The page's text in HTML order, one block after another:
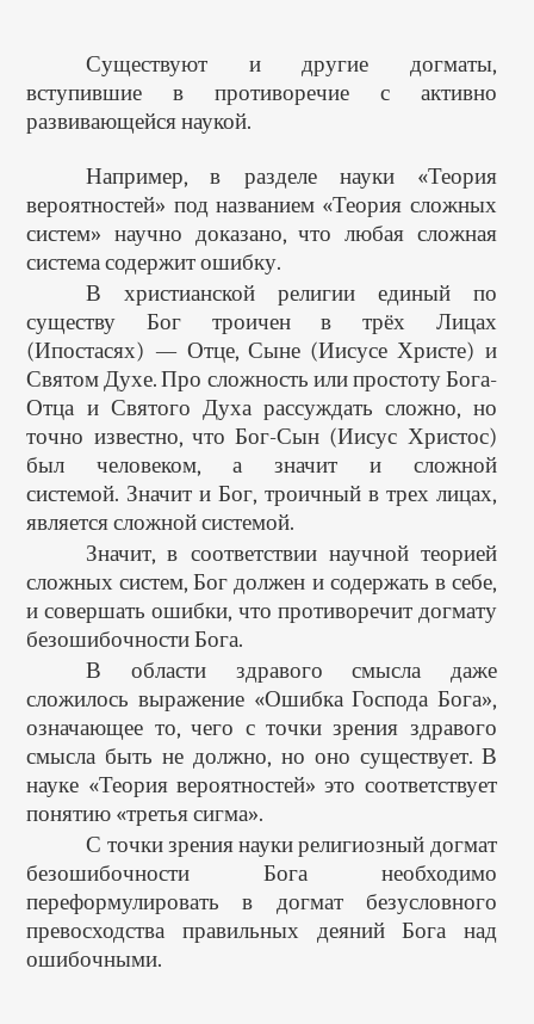
Существуют и другие догматы,
вступившие в противоречие с активно
развивающейся наукой.
Например, в разделе науки «Теория
вероятностей» под названием «Теория сложных
систем» научно доказано, что любая сложная
система содержит ошибку.
В христианской религии единый по
существу Бог троичен в трёх Лицах
(Ипостасях) — Отце, Сыне (Иисусе Христе) и
Святом Духе. Про сложность или простоту Бога-
Отца и Святого Духа рассуждать сложно, но
точно известно, что Бог-Сын (Иисус Христос)
был человеком, а значит и сложной
системой. Значит и Бог, троичный в трех лицах,
является сложной системой.
Значит, в соответствии научной теорией
сложных систем, Бог должен и содержать в себе,
и совершать ошибки, что противоречит догмату
безошибочности Бога.
В области здравого смысла даже
сложилось выражение «Ошибка Господа Бога»,
означающее то, чего с точки зрения здравого
смысла быть не должно, но оно существует. В
науке «Теория вероятностей» это соответствует
понятию «третья сигма».
С точки зрения науки религиозный догмат
безошибочности Бога необходимо
переформулировать в догмат безусловного
превосходства правильных деяний Бога над
ошибочными.